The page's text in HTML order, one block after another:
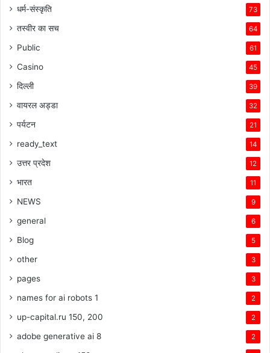
धर्म-संस्कृति 73
तस्वीर का सच 64
Public 61
Casino 45
दिल्ली 39
वायरल अड्डा 32
पर्यटन 21
ready_text 14
उत्तर प्रदेश 12
भारत 11
NEWS 9
general 6
Blog 5
other 3
pages 3
names for ai robots 1 2
up-capital.ru 150, 200 2
adobe generative ai 8 2